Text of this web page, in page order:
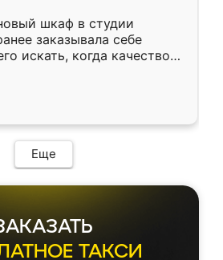
шкаф в студии
заказывала себе
искать, когда качеством
Служит кухня уже почти
нет.
Еще
ТАКСИ